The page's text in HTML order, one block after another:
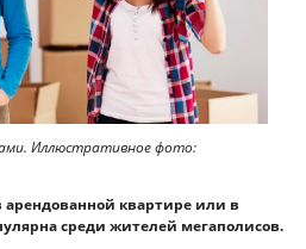
Иллюстративное фото:
арендованной квартире или в
среди жителей мегаполисов.